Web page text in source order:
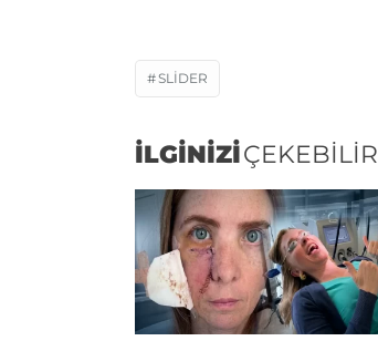
SLIDER
İLGİNİZİÇEKEBİLİR